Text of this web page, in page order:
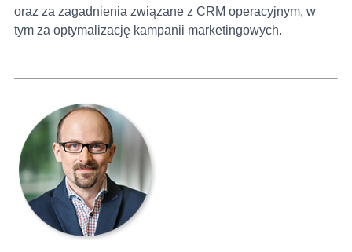
oraz za zagadnienia związane z CRM operacyjnym, w
tym za optymalizację kampanii marketingowych.